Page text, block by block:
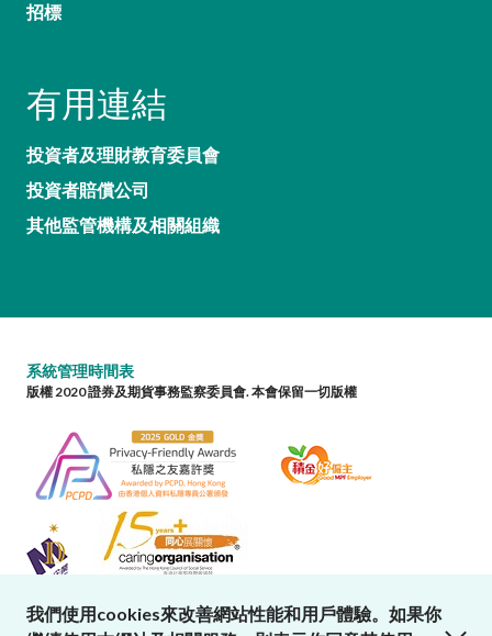
招標
有用連結
投資者及理財教育委員會
投資者賠償公司
其他監管機構及相關組織
系統管理時間表
版權 2020 證券及期貨事務監察委員會. 本會保留一切版權
我們使用cookies來改善網站性能和用戶體驗。如果你
close cookies alert